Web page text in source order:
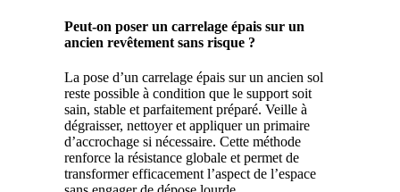
Peut-on poser un carrelage épais sur un
ancien revêtement sans risque ?
La pose d’un carrelage épais sur un ancien sol
reste possible à condition que le support soit
sain, stable et parfaitement préparé. Veille à
dégraisser, nettoyer et appliquer un primaire
d’accrochage si nécessaire. Cette méthode
renforce la résistance globale et permet de
transformer efficacement l’aspect de l’espace